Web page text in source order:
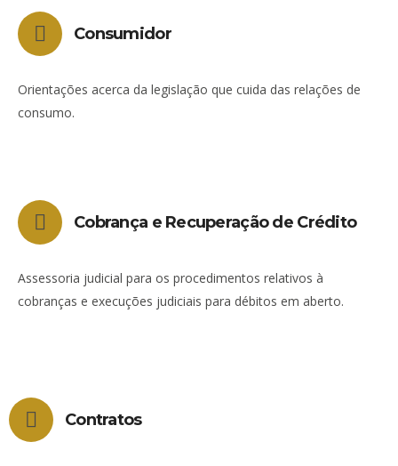
Consumidor
Orientações acerca da legislação que cuida das relações de
consumo.
Cobrança e Recuperação de Crédito
Assessoria judicial para os procedimentos relativos à
cobranças e execuções judiciais para débitos em aberto.
Contratos